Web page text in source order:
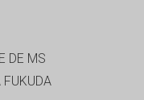
DE MS
FUKUDA